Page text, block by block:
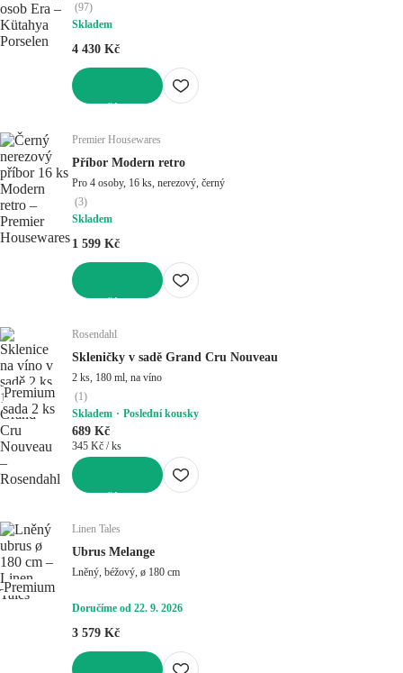
(97)
Skladem
4 430 Kč
Premier Housewares
Příbor Modern retro
Pro 4 osoby, 16 ks, nerezový, černý
(3)
Skladem
1 599 Kč
Premium
sada 2 ks
Rosendahl
Skleničky v sadě Grand Cru Nouveau
2 ks, 180 ml, na víno
(1)
Skladem
Poslední kousky
689 Kč
345 Kč / ks
Premium
Linen Tales
Ubrus Melange
Lněný, béžový, ø 180 cm
Doručíme od 22. 9. 2026
3 579 Kč